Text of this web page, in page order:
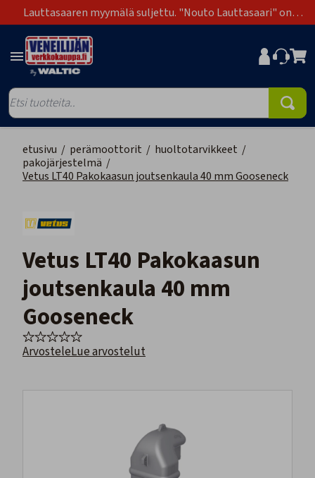
Lauttasaaren myymälä suljettu. "Nouto Lauttasaari" on
poistunut toimitustapavaihtoehdoista.
etusivu / perämoottorit / huoltotarvikkeet /
pakojärjestelmä /
Vetus LT40 Pakokaasun joutsenkaula 40 mm Gooseneck
Vetus LT40 Pakokaasun
joutsenkaula 40 mm
Gooseneck
ArvosteleLue arvostelut